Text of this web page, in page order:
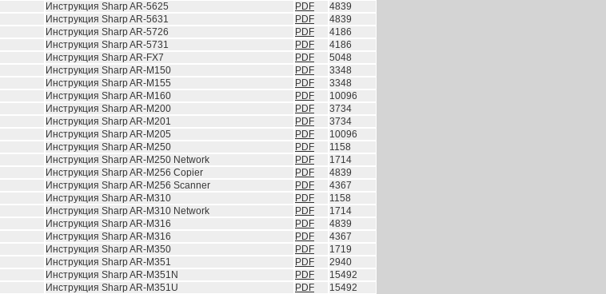
Инструкция Sharp AR-5625 PDF
4839
Инструкция Sharp AR-5631 PDF
4839
Инструкция Sharp AR-5726 PDF
4186
Инструкция Sharp AR-5731 PDF
4186
Инструкция Sharp AR-FX7 PDF
5048
Инструкция Sharp AR-M150 PDF
3348
Инструкция Sharp AR-M155 PDF
3348
Инструкция Sharp AR-M160 PDF
10096
Инструкция Sharp AR-M200 PDF
3734
Инструкция Sharp AR-M201 PDF
3734
Инструкция Sharp AR-M205 PDF
10096
Инструкция Sharp AR-M250 PDF
1158
Инструкция Sharp AR-M250 Network PDF
1714
Инструкция Sharp AR-M256 Copier PDF
4839
Инструкция Sharp AR-M256 Scanner PDF
4367
Инструкция Sharp AR-M310 PDF
1158
Инструкция Sharp AR-M310 Network PDF
1714
Инструкция Sharp AR-M316 PDF
4839
Инструкция Sharp AR-M316 PDF
4367
Инструкция Sharp AR-M350 PDF
1719
Инструкция Sharp AR-M351 PDF
2940
Инструкция Sharp AR-M351N PDF
15492
Инструкция Sharp AR-M351U PDF
15492